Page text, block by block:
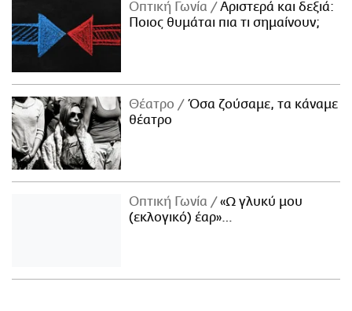
Οπτική Γωνία
Αριστερά και δεξιά:
Ποιος θυμάται πια τι σημαίνουν;
Θέατρο
Όσα ζούσαμε, τα κάναμε
θέατρο
Οπτική Γωνία
«Ω γλυκύ μου
(εκλογικό) έαρ»…